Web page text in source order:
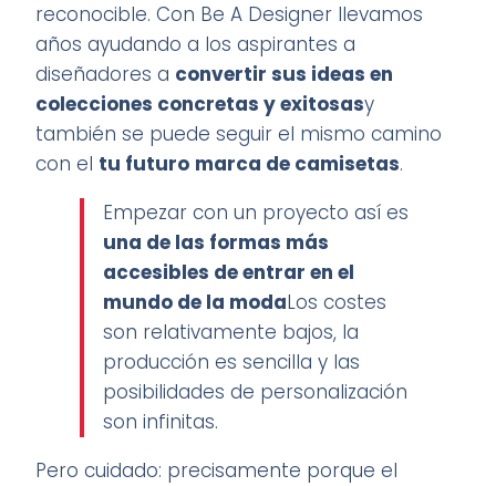
reconocible. Con Be A Designer llevamos
años ayudando a los aspirantes a
diseñadores a convertir sus ideas en
colecciones concretas y exitosasy
también se puede seguir el mismo camino
con el tu futuro marca de camisetas.
Empezar con un proyecto así es
una de las formas más
accesibles de entrar en el
mundo de la modaLos costes
son relativamente bajos, la
producción es sencilla y las
posibilidades de personalización
son infinitas.
Pero cuidado: precisamente porque el